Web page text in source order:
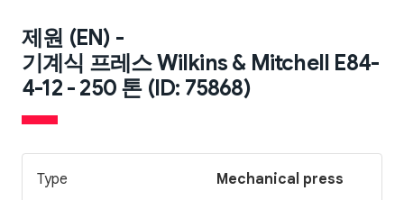
제원 (EN) -
기계식 프레스 Wilkins & Mitchell E84-
4-12 - 250 톤 (ID: 75868)
Type Mechanical press